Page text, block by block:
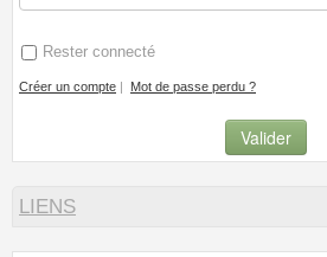
Rester connecté
Créer un compte | Mot de passe perdu ?
LIENS